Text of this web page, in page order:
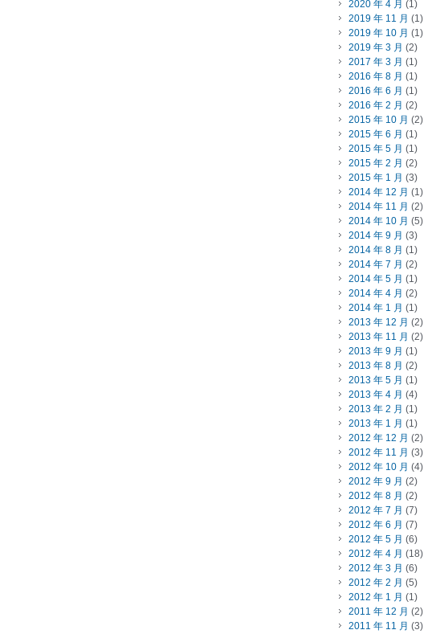
2020 年 4 月 (1)
2019 年 11 月 (1)
2019 年 10 月 (1)
2019 年 3 月 (2)
2017 年 3 月 (1)
2016 年 8 月 (1)
2016 年 6 月 (1)
2016 年 2 月 (2)
2015 年 10 月 (2)
2015 年 6 月 (1)
2015 年 5 月 (1)
2015 年 2 月 (2)
2015 年 1 月 (3)
2014 年 12 月 (1)
2014 年 11 月 (2)
2014 年 10 月 (5)
2014 年 9 月 (3)
2014 年 8 月 (1)
2014 年 7 月 (2)
2014 年 5 月 (1)
2014 年 4 月 (2)
2014 年 1 月 (1)
2013 年 12 月 (2)
2013 年 11 月 (2)
2013 年 9 月 (1)
2013 年 8 月 (2)
2013 年 5 月 (1)
2013 年 4 月 (4)
2013 年 2 月 (1)
2013 年 1 月 (1)
2012 年 12 月 (2)
2012 年 11 月 (3)
2012 年 10 月 (4)
2012 年 9 月 (2)
2012 年 8 月 (2)
2012 年 7 月 (7)
2012 年 6 月 (7)
2012 年 5 月 (6)
2012 年 4 月 (18)
2012 年 3 月 (6)
2012 年 2 月 (5)
2012 年 1 月 (1)
2011 年 12 月 (2)
2011 年 11 月 (3)